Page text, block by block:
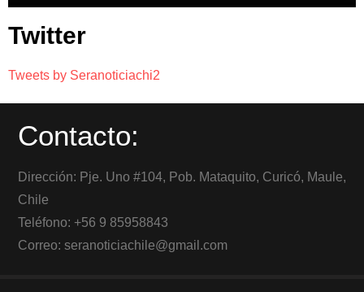
Twitter
Tweets by Seranoticiachi2
Contacto:
Dirección: Pje. Uno #104, Pob. Mataquito, Curicó, Maule,
Chile
Teléfono: +56 9 85958843
Correo: seranoticiachile@gmail.com